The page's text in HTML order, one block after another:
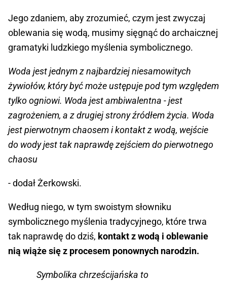
Jego zdaniem, aby zrozumieć, czym jest zwyczaj
oblewania się wodą, musimy sięgnąć do archaicznej
gramatyki ludzkiego myślenia symbolicznego.
Woda jest jednym z najbardziej niesamowitych
żywiołów, który być może ustępuje pod tym względem
tylko ogniowi. Woda jest ambiwalentna - jest
zagrożeniem, a z drugiej strony źródłem życia. Woda
jest pierwotnym chaosem i kontakt z wodą, wejście
do wody jest tak naprawdę zejściem do pierwotnego
chaosu
- dodał Żerkowski.
Według niego, w tym swoistym słowniku
symbolicznego myślenia tradycyjnego, które trwa
tak naprawdę do dziś, kontakt z wodą i oblewanie
nią wiąże się z procesem ponownych narodzin.
Symbolika chrześcijańska to